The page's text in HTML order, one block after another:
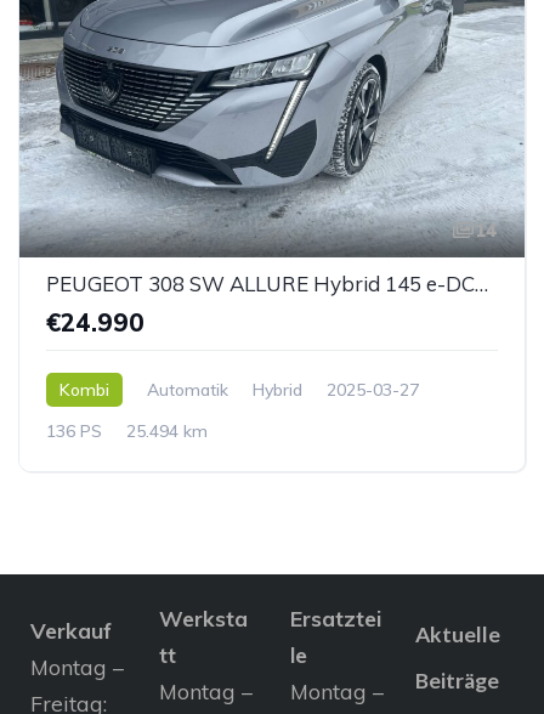
14
PEUGEOT 308 SW ALLURE Hybrid 145 e-DCS6
€24.990
Kombi Automatik Hybrid
2025-03-27
136 PS
25.494 km
Verkauf
Montag –
Freitag:
Werksta
tt
Montag –
Ersatztei
le
Montag –
Aktuelle
Beiträge